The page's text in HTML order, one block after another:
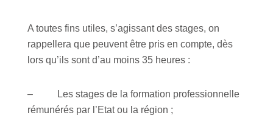
A toutes fins utiles, s’agissant des stages, on
rappellera que peuvent être pris en compte, dès
lors qu’ils sont d’au moins 35 heures :
– Les stages de la formation professionnelle
rémunérés par l’Etat ou la région ;